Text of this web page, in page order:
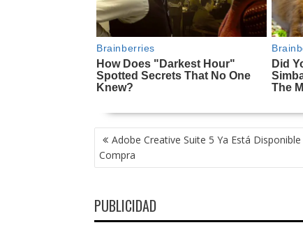
NAVEGACIÓN
DE
ENTRADAS
Adobe Creative Suite 5 Ya Está
Compra
PUBLICIDAD